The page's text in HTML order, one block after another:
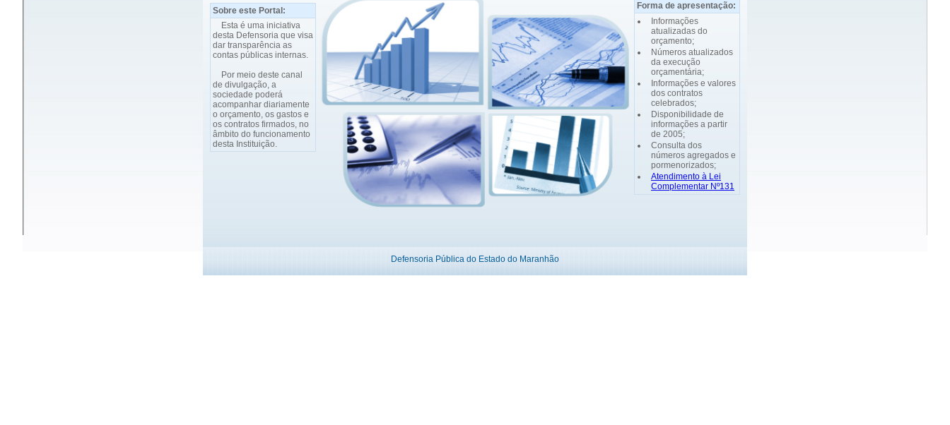
Sobre este Portal:
Esta é uma iniciativa
desta Defensoria que visa
dar transparência as
contas públicas internas.
Por meio deste canal
de divulgação, a
sociedade poderá
acompanhar diariamente
o orçamento, os gastos e
os contratos firmados, no
âmbito do funcionamento
desta Instituição.
Forma de apresentação:
Informações
atualizadas do
orçamento;
Números atualizados
da execução
orçamentária;
Informações e valores
dos contratos
celebrados;
Disponibilidade de
informações a partir
de 2005;
Consulta dos
números agregados e
pormenorizados;
Atendimento à Lei
Complementar Nº131
Defensoria Pública do Estado do Maranhão